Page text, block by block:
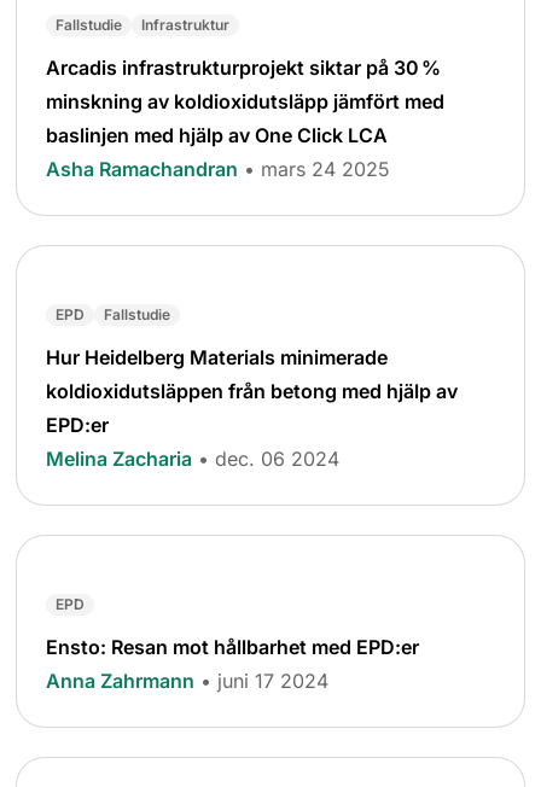
Fallstudie Infrastruktur
Arcadis infrastrukturprojekt siktar på 30 %
minskning av koldioxidutsläpp jämfört med
baslinjen med hjälp av One Click LCA
Asha Ramachandran • mars 24 2025
EPD Fallstudie
Hur Heidelberg Materials minimerade
koldioxidutsläppen från betong med hjälp av
EPD:er
Melina Zacharia • dec. 06 2024
EPD
Ensto: Resan mot hållbarhet med EPD:er
Anna Zahrmann • juni 17 2024